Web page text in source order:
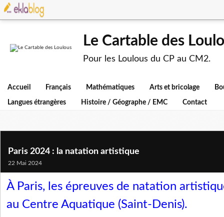
Le Cartable des
Pour les Loulous du CP au CM2.
Accueil Français Mathématiques Arts et bricolage
Langues étrangères Histoire / Géographe / EMC Contact
Paris 2024 : la natation artistique
22 Mai 2024
À Paris, les épreuves de natation
au Centre Aquatique (Saint-Denis).